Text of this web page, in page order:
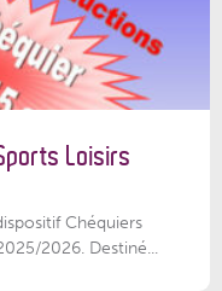
Loisirs
Chéquiers
2026. Destiné...